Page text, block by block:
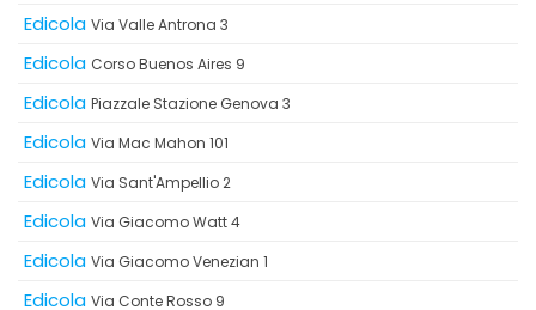
Edicola Via Valle Antrona 3
Edicola Corso Buenos Aires 9
Edicola Piazzale Stazione Genova 3
Edicola Via Mac Mahon 101
Edicola Via Sant'Ampellio 2
Edicola Via Giacomo Watt 4
Edicola Via Giacomo Venezian 1
Edicola Via Conte Rosso 9